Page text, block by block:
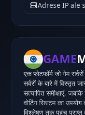
Adrese IP ale
GAME
एक प्लेटफॉर्म जो गेम
सर्वरों के बारे में विस्तृत
सत्यापित समीक्षाएं,
वोटिंग सिस्टम का
विश्लेषण तक पहुंच